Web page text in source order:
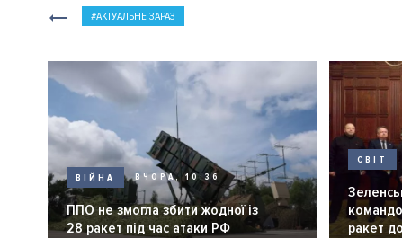
АКТУАЛЬНЕ ЗАРАЗ
ВІЙНА ВЧОРА, 10:36
ППО не змогла збити жодної із
28 ракет під час атаки РФ
СВІТ
ракет